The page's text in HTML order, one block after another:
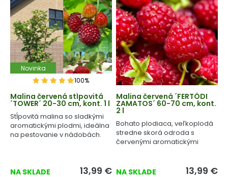
Novinka
100%
Malina červená stĺpovitá
´TOWER´ 20-30 cm, kont. 1 l
Stĺpovitá malina so sladkými
aromatickými plodmi, ideálna
na pestovanie v nádobách.
NA SKLADE 13,99 €
Malina červená ´FERTÖDI
ZAMATOS´ 60-70 cm, kont.
2 l
Bohato plodiaca, veľkoplodá
stredne skorá odroda s
červenými aromatickými
NA SKLADE 13,99 €